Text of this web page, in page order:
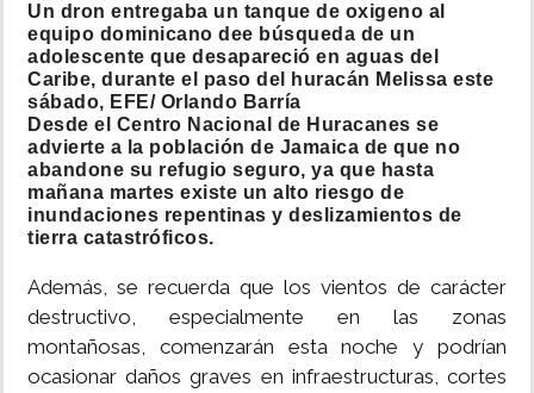
Un dron entregaba un tanque de oxigeno al
equipo dominicano dee búsqueda de un
adolescente que desapareció en aguas del
Caribe, durante el paso del huracán Melissa este
sábado, EFE/ Orlando Barría
Desde el Centro Nacional de Huracanes se
advierte a la población de Jamaica de que no
abandone su refugio seguro, ya que hasta
mañana martes existe un alto riesgo de
inundaciones repentinas y deslizamientos de
tierra catastróficos.
Además, se recuerda que los vientos de carácter
destructivo, especialmente en las zonas
montañosas, comenzarán esta noche y podrían
ocasionar daños graves en infraestructuras, cortes